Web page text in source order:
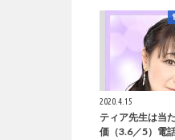
2020.4.15
ティア先生は当
価（3.6／5）電